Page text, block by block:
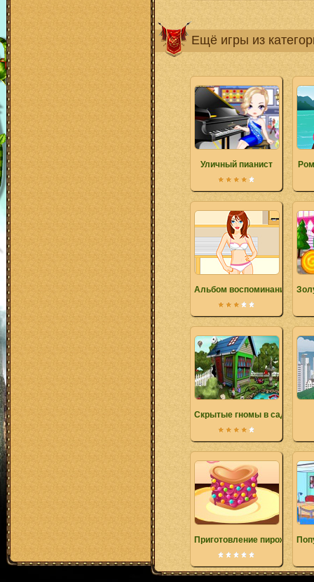
Ещё игры из
Уличный пианист
Альбом воспоминаний
Скрытые гномы в саду
Приготовление пирожных-